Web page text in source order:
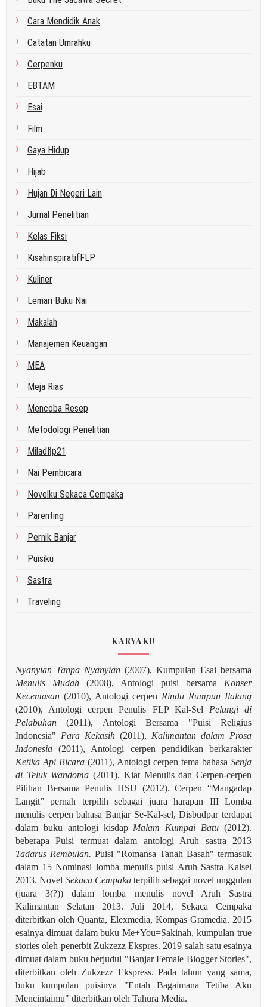
Cara Mendidik Anak
Catatan Umrahku
Cerpenku
EBTAM
Esai
Film
Gaya Hidup
Hijab
Hujan Di Negeri Lain
Jurnal Penelitian
Kelas Fiksi
KisahinspiratifFLP
Kuliner
Lemari Buku Nai
Makalah
Manajemen Keuangan
MEA
Meja Rias
Mencoba Resep
Metodologi Penelitian
Miladflp21
Nai Pembicara
Novelku Sekaca Cempaka
Parenting
Pernik Banjar
Puisiku
Sastra
Traveling
KARYAKU
Nyanyian Tanpa Nyanyian (2007), Kumpulan Esai bersama
Menulis Mudah (2008), Antologi puisi bersama Konser
Kecemasan (2010), Antologi cerpen Rindu Rumpun Ilalang
(2010), Antologi cerpen Penulis FLP Kal-Sel Pelangi di
Pelabuhan (2011), Antologi Bersama "Puisi Religius
Indonesia" Para Kekasih (2011), Kalimantan dalam Prosa
Indonesia (2011), Antologi cerpen pendidikan berkarakter
Ketika Api Bicara (2011), Antologi cerpen tema bahasa Senja
di Teluk Wandoma(2011), Kiat Menulis dan Cerpen-cerpen
Pilihan Bersama Penulis HSU (2012). Cerpen “Mangadap
Langit” pernah terpilih sebagai juara harapan III Lomba
menulis cerpen bahasa Banjar Se-Kal-sel, Disbudpar terdapat
dalam buku antologi kisdap Malam Kumpai Batu (2012).
beberapa Puisi termuat dalam antologi Aruh sastra 2013
Tadarus Rembulan. Puisi "Romansa Tanah Basah" termasuk
dalam 15 Nominasi lomba menulis puisi Aruh Sastra Kalsel
2013. Novel Sekaca Cempakaterpilih sebagai novel unggulan
(juara 3(?)) dalam lomba menulis novel Aruh Sastra
Kalimantan Selatan 2013. Juli 2014, Sekaca Cempaka
diterbitkan oleh Quanta, Elexmedia, Kompas Gramedia. 2015
esainya dimuat dalam buku Me+You=Sakinah, kumpulan true
stories oleh penerbit Zukzezz Ekspres. 2019 salah satu esainya
dimuat dalam buku berjudul "Banjar Female Blogger Stories",
diterbitkan oleh Zukzezz Ekspress. Pada tahun yang sama,
buku kumpulan puisinya "Entah Bagaimana Tetiba Aku
Mencintaimu" diterbitkan oleh Tahura Media.